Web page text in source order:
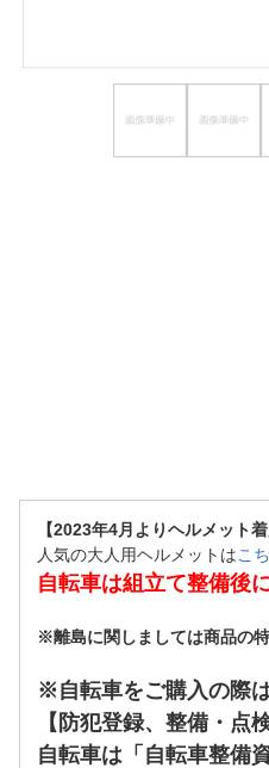
【2023年4月よりヘルメット
人気の大人用ヘルメットはこ
自転車は組立て整備後
※離島に関しましては商品の
※自転車をご購入の際
【防犯登録、整備・点
自転車は「自転車整備